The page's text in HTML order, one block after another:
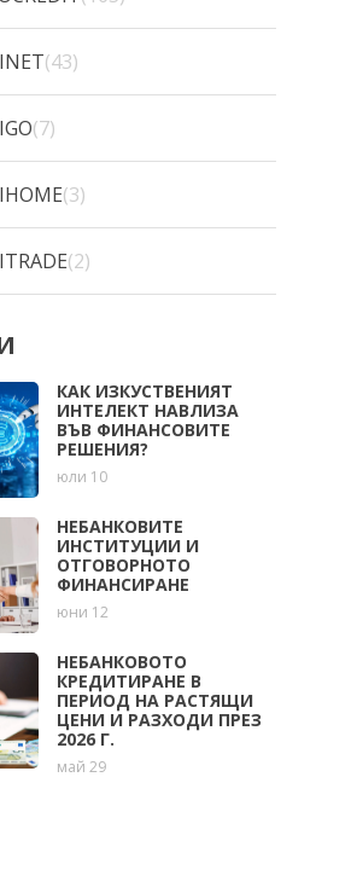
(43)
(7)
(3)
(2)
КАК ИЗКУСТВЕНИЯТ
ИНТЕЛЕКТ НАВЛИЗА
ВЪВ ФИНАНСОВИТЕ
РЕШЕНИЯ?
юли 10
НЕБАНКОВИТЕ
ИНСТИТУЦИИ И
ОТГОВОРНОТО
ФИНАНСИРАНЕ
юни 12
НЕБАНКОВОТО
КРЕДИТИРАНЕ В
ПЕРИОД НА РАСТЯЩИ
ЦЕНИ И РАЗХОДИ ПРЕЗ
2026 Г.
май 29